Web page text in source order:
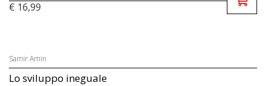
€ 16,99
Samir Amin
Lo sviluppo ineguale